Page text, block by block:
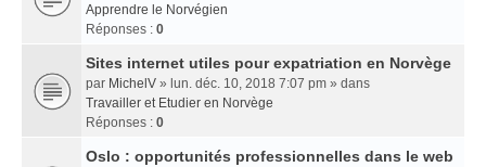
Apprendre le Norvégien
Réponses : 0
Sites internet utiles pour expatriation en Norvège
par MichelV » lun. déc. 10, 2018 7:07 pm » dans
Travailler et Etudier en Norvège
Réponses : 0
Oslo : opportunités professionnelles dans le web